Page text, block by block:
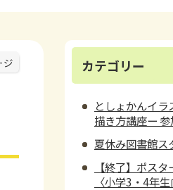
ジ カテゴリー
としょかんイラ
描き方講座ー
夏休み図書館ス
【終了】ポス
〈小学3・4年生